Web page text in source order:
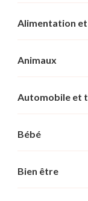
Alimentation
Animaux
Automobile et
Bébé
Bien être